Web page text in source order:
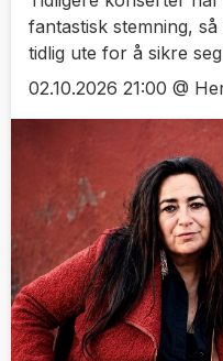
fantastisk stemning,
tidlig ute for å sikre
02.10.2026 21:00 @